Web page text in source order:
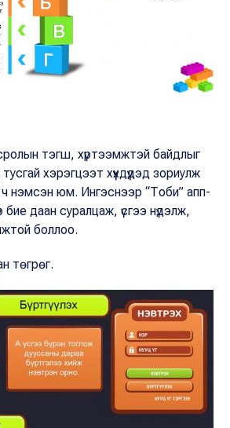
тэгш, хүртээмжтэй байдлыг
хэрэгцээт хүүхдүүдэд зориулж
нэмсэн юм. Ингэснээр “Тоби” апп-
бие даан суралцаж, үсгээ нүдэлж,
боллоо.
төгрөг.